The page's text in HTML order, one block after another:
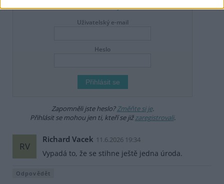
DO DISKUZE SE MŮŽETE ZAPOJIT PO PŘIHLÁŠENÍ
Uživatelský e-mail
Heslo
Zapomněli jste heslo?Změňte si je.
Přihlásit se mohou jen ti, kteří se jižzaregistrovali.
RV
Richard Vacek 11.6.2026 19:34
Vypadá to, že se stihne ještě jedna úroda.
Odpovědět